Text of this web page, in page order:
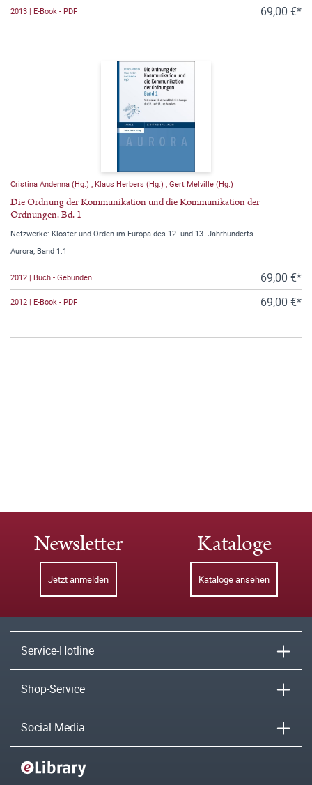
2013 | E-Book - PDF 69,00 €*
Cristina Andenna (Hg.) Klaus Herbers (Hg.) Gert Melville (Hg.)
Die Ordnung der Kommunikation und die Kommunikation der
Ordnungen. Bd. 1
Netzwerke: Klöster und Orden im Europa des 12. und 13. Jahrhunderts
Aurora, Band 1.1
2012 | Buch - Gebunden 69,00 €*
2012 | E-Book - PDF 69,00 €*
Newsletter
Jetzt anmelden
Kataloge
Kataloge ansehen
Service-Hotline
Shop-Service
Social Media